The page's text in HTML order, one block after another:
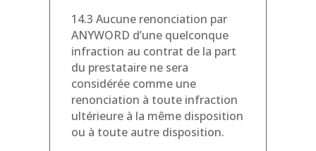
14.3 Aucune renonciation par
ANYWORD d’une quelconque
infraction au contrat de la part
du prestataire ne sera
considérée comme une
renonciation à toute infraction
ultérieure à la même disposition
ou à toute autre disposition.